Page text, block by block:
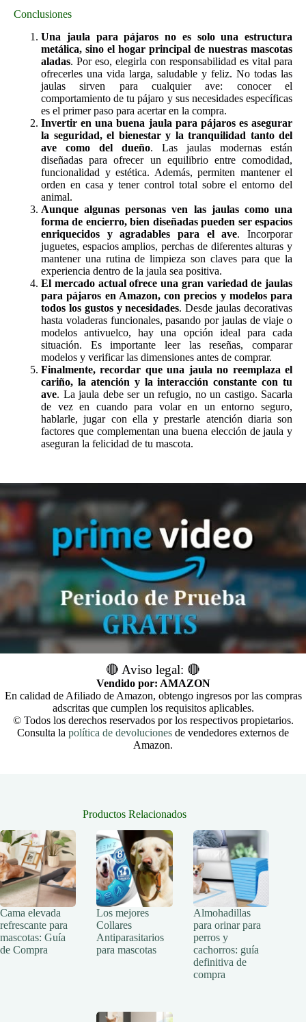
Conclusiones
Una jaula para pájaros no es solo una estructura
metálica, sino el hogar principal de nuestras mascotas
aladas. Por eso, elegirla con responsabilidad es vital para
ofrecerles una vida larga, saludable y feliz. No todas las
jaulas sirven para cualquier ave: conocer el
comportamiento de tu pájaro y sus necesidades específicas
es el primer paso para acertar en la compra.
Invertir en una buena jaula para pájaros es asegurar
la seguridad, el bienestar y la tranquilidad tanto del
ave como del dueño. Las jaulas modernas están
diseñadas para ofrecer un equilibrio entre comodidad,
funcionalidad y estética. Además, permiten mantener el
orden en casa y tener control total sobre el entorno del
animal.
Aunque algunas personas ven las jaulas como una
forma de encierro, bien diseñadas pueden ser espacios
enriquecidos y agradables para el ave. Incorporar
juguetes, espacios amplios, perchas de diferentes alturas y
mantener una rutina de limpieza son claves para que la
experiencia dentro de la jaula sea positiva.
El mercado actual ofrece una gran variedad de jaulas
para pájaros en Amazon, con precios y modelos para
todos los gustos y necesidades. Desde jaulas decorativas
hasta voladeras funcionales, pasando por jaulas de viaje o
modelos antivuelco, hay una opción ideal para cada
situación. Es importante leer las reseñas, comparar
modelos y verificar las dimensiones antes de comprar.
Finalmente, recordar que una jaula no reemplaza el
cariño, la atención y la interacción constante con tu
ave. La jaula debe ser un refugio, no un castigo. Sacarla
de vez en cuando para volar en un entorno seguro,
hablarle, jugar con ella y prestarle atención diaria son
factores que complementan una buena elección de jaula y
aseguran la felicidad de tu mascota.
🔴 Aviso legal: 🔴
Vendido por: AMAZON
En calidad de Afiliado de Amazon, obtengo ingresos por las compras
adscritas que cumplen los requisitos aplicables.
© Todos los derechos reservados por los respectivos propietarios.
Consulta la política de devoluciones de vendedores externos de
Amazon.
Productos Relacionados
Cama elevada
refrescante para
mascotas: Guía
de Compra
Los mejores
Collares
Antiparasitarios
para mascotas
Almohadillas
para orinar para
perros y
cachorros: guía
definitiva de
compra